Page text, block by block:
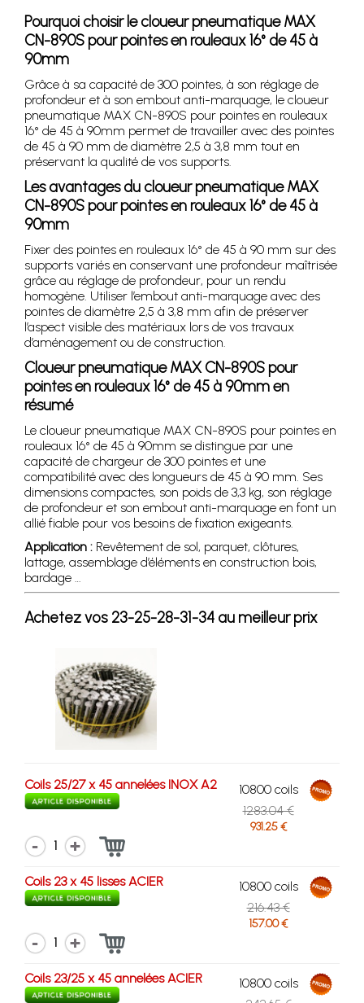
Pourquoi choisir le cloueur pneumatique MAX
CN-890S pour pointes en rouleaux 16° de 45 à
90mm
Grâce à sa capacité de 300 pointes, à son réglage de
profondeur et à son embout anti-marquage, le cloueur
pneumatique MAX CN-890S pour pointes en rouleaux
16° de 45 à 90mm permet de travailler avec des pointes
de 45 à 90 mm de diamètre 2,5 à 3,8 mm tout en
préservant la qualité de vos supports.
Les avantages du cloueur pneumatique MAX
CN-890S pour pointes en rouleaux 16° de 45 à
90mm
Fixer des pointes en rouleaux 16° de 45 à 90 mm sur des
supports variés en conservant une profondeur maîtrisée
grâce au réglage de profondeur, pour un rendu
homogène. Utiliser l’embout anti-marquage avec des
pointes de diamètre 2,5 à 3,8 mm afin de préserver
l’aspect visible des matériaux lors de vos travaux
d’aménagement ou de construction.
Cloueur pneumatique MAX CN-890S pour
pointes en rouleaux 16° de 45 à 90mm en
résumé
Le cloueur pneumatique MAX CN-890S pour pointes en
rouleaux 16° de 45 à 90mm se distingue par une
capacité de chargeur de 300 pointes et une
compatibilité avec des longueurs de 45 à 90 mm. Ses
dimensions compactes, son poids de 3,3 kg, son réglage
de profondeur et son embout anti-marquage en font un
allié fiable pour vos besoins de fixation exigeants.
Application : Revêtement de sol, parquet, clôtures,
lattage, assemblage d’éléments en construction bois,
bardage …
Achetez vos 23-25-28-31-34 au meilleur prix
Coils 25/27 x 45 annelées INOX A2
10800 coils
1283.04 €
931.25 €
1
Coils 23 x 45 lisses ACIER
10800 coils
216.43 €
157.00 €
1
Coils 23/25 x 45 annelées ACIER
10800 coils